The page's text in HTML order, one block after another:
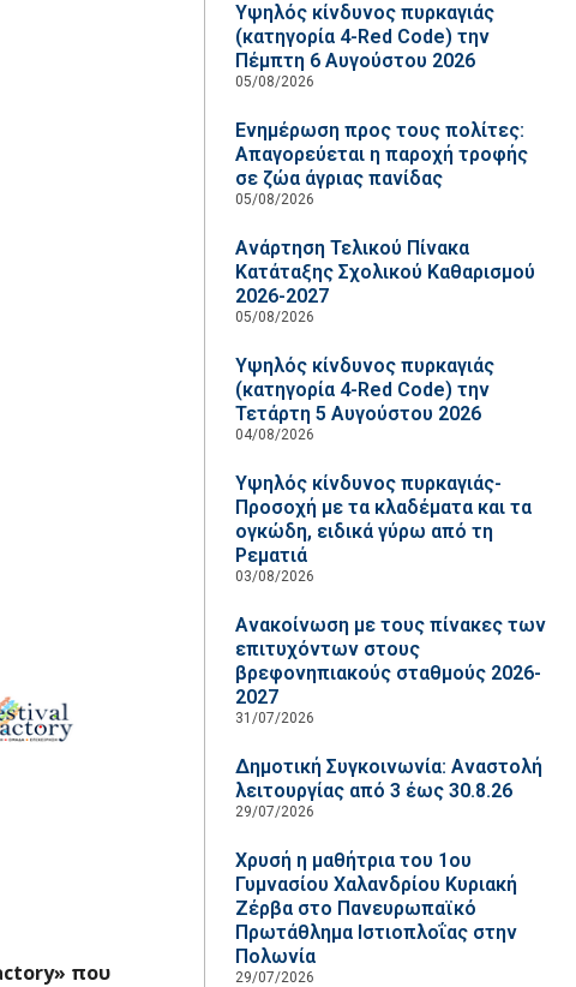
που
Υψηλός κίνδυνος πυρκαγιάς
(κατηγορία 4-Red Code) την
Πέμπτη 6 Αυγούστου 2026
05/08/2026
Ενημέρωση προς τους πολίτες:
Απαγορεύεται η παροχή τροφής
σε ζώα άγριας πανίδας
05/08/2026
Ανάρτηση Τελικού Πίνακα
Κατάταξης Σχολικού Καθαρισμού
2026-2027
05/08/2026
Υψηλός κίνδυνος πυρκαγιάς
(κατηγορία 4-Red Code) την
Τετάρτη 5 Αυγούστου 2026
04/08/2026
Υψηλός κίνδυνος πυρκαγιάς-
Προσοχή με τα κλαδέματα και τα
ογκώδη, ειδικά γύρω από τη
Ρεματιά
03/08/2026
Ανακοίνωση με τους πίνακες των
επιτυχόντων στους
βρεφονηπιακούς σταθμούς 2026-
2027
31/07/2026
Δημοτική Συγκοινωνία: Αναστολή
λειτουργίας από 3 έως 30.8.26
29/07/2026
Χρυσή η μαθήτρια του 1ου
Γυμνασίου Χαλανδρίου Κυριακή
Ζέρβα στο Πανευρωπαϊκό
Πρωτάθλημα Ιστιοπλοΐας στην
Πολωνία
29/07/2026